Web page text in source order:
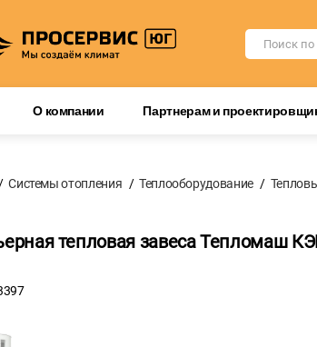
О компании Партнерам и
Системы отопления Теплооборудование
тепловая завеса Тепломаш